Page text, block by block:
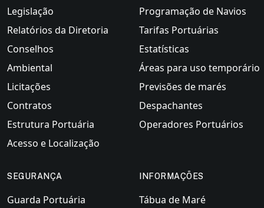
Legislação
Relatórios da Diretoria
Conselhos
Ambiental
Licitações
Contratos
Estrutura Portuária
Acesso e Localização
Programação de Navios
Tarifas Portuárias
Estatísticas
Áreas para uso temporário
Previsões de marés
Despachantes
Operadores Portuários
SEGURANÇA
Guarda Portuária
INFORMAÇÕES
Tábua de Maré